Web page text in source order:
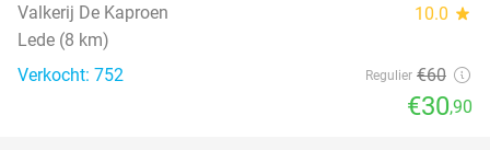
Valkerij De Kaproen 10.0 star
Lede (8 km)
Verkocht: 752
Regulier €60
€30,90